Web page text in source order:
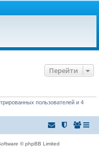
Перейти
пользователей и 4
© phpBB Limited